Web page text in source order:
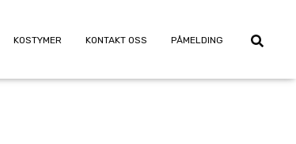
KOSTYMER KONTAKT OSS PÅMELDING